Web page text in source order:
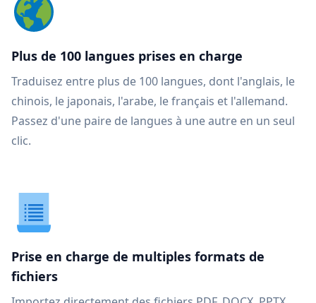
Plus de 100 langues prises en charge
Traduisez entre plus de 100 langues, dont l'anglais, le
chinois, le japonais, l'arabe, le français et l'allemand.
Passez d'une paire de langues à une autre en un seul
clic.
Prise en charge de multiples formats de
fichiers